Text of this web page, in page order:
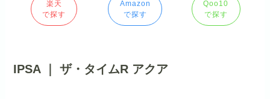
楽天
で探す
Amazon
で探す
Qoo10
で探す
IPSA ｜ ザ・タイムR アクア